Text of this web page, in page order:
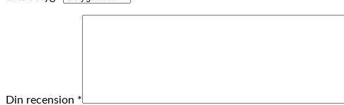
Din recension *